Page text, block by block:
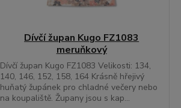
Dívčí župan Kugo FZ1083
meruňkový
Dívčí župan Kugo FZ1083 Velikosti: 134,
140, 146, 152, 158, 164 Krásně hřejivý
huňatý župánek pro chladné večery nebo
na koupaliště. Župany jsou s kap...